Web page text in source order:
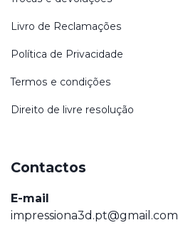
Livro de Reclamações
Política de Privacidade
Termos e condições
Direito de livre resolução
Contactos
E-mail
impressiona3d.pt@gmail.com